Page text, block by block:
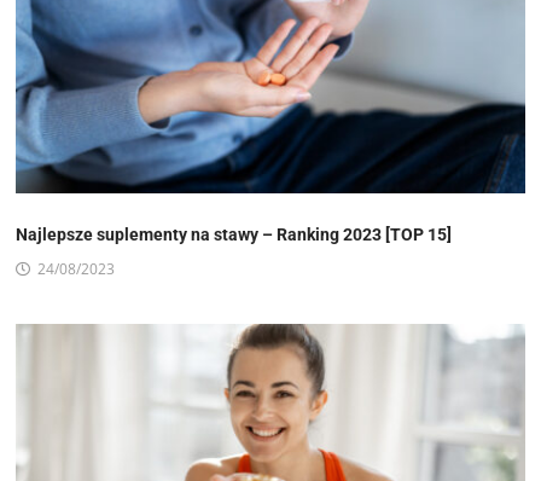
Najlepsze suplementy na stawy – Ranking 2023 [TOP 15]
24/08/2023